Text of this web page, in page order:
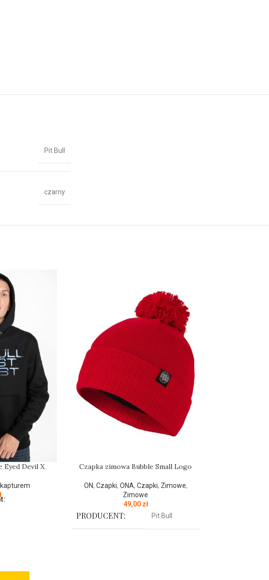
Pit Bull
czarny
Eyed Devil X
COAST –
Czapka zimowa Bubble Small Logo
ON, Czapki, ONA, Czapki, Zimowe,
Zimowe
49,00 zł
PRODUCENT: Pit Bull